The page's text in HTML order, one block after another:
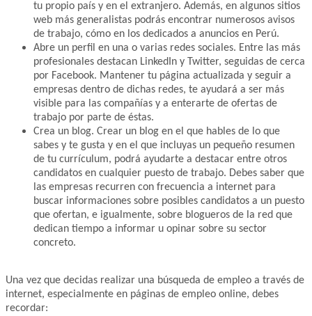
tu propio país y en el extranjero. Además, en algunos sitios
web más generalistas podrás encontrar numerosos avisos
de trabajo, cómo en los dedicados a anuncios en Perú.
Abre un perfil en una o varias redes sociales. Entre las más
profesionales destacan LinkedIn y Twitter, seguidas de cerca
por Facebook. Mantener tu página actualizada y seguir a
empresas dentro de dichas redes, te ayudará a ser más
visible para las compañías y a enterarte de ofertas de
trabajo por parte de éstas.
Crea un blog. Crear un blog en el que hables de lo que
sabes y te gusta y en el que incluyas un pequeño resumen
de tu currículum, podrá ayudarte a destacar entre otros
candidatos en cualquier puesto de trabajo. Debes saber que
las empresas recurren con frecuencia a internet para
buscar informaciones sobre posibles candidatos a un puesto
que ofertan, e igualmente, sobre blogueros de la red que
dedican tiempo a informar u opinar sobre su sector
concreto.
Una vez que decidas realizar una búsqueda de empleo a través de
internet, especialmente en páginas de empleo online, debes
recordar: